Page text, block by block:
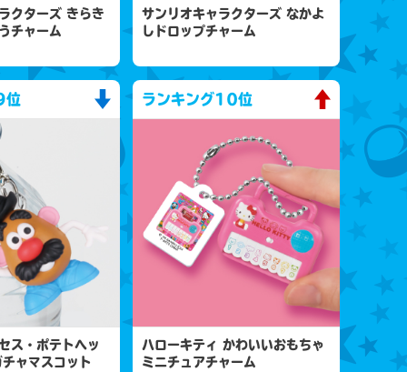
クターズ きらき
チャーム
サンリオキャラクターズ なかよ
しドロップチャーム
位
ス・ポテトヘッ
ャマスコット
ランキング10位
ハローキティ かわいいおもちゃ
ミニチュアチャーム